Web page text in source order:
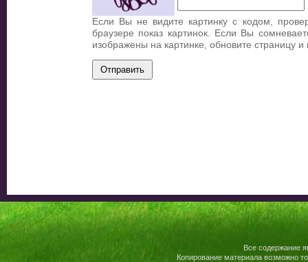
Если Вы не видите картинку с кодом,
браузере показ картинок. Если Вы
изображены на картинке, обновите страницу
Все содержание
Копирование материала возможно